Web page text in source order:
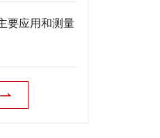
要应用和测量